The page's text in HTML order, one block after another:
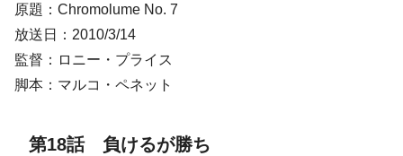
原題：Chromolume No. 7
放送日：2010/3/14
監督：ロニー・プライス
脚本：マルコ・ペネット
第18話 負けるが勝ち